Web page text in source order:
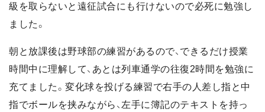
級を取らないと遠征試合にも行けないので必死に勉強し
ました。
朝と放課後は野球部の練習があるので、できるだけ授業
時間中に理解して、あとは列車通学の往復2時間を勉強に
充てました。変化球を投げる練習で右手の人差し指と中
指でボールを挟みながら、左手に簿記のテキストを持っ